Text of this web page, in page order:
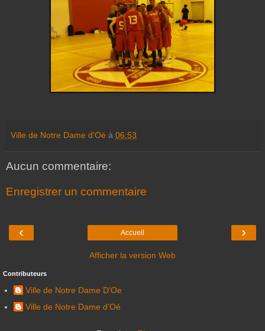
Ville de Notre Dame d'Oé à 06:53
Aucun commentaire:
Enregistrer un commentaire
‹ ›
Accueil
Afficher la version Web
Contributeurs
Ville de Notre Dame D'Oe
Ville de Notre Dame d'Oé